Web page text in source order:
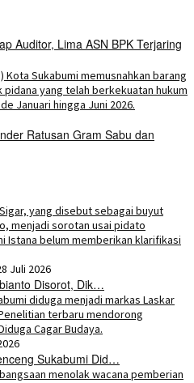
Auditor, Lima ASN BPK Terjaring
Ratusan Gram Sabu dan
Juli 2026
Disorot, Dik…
Sukabumi Did…